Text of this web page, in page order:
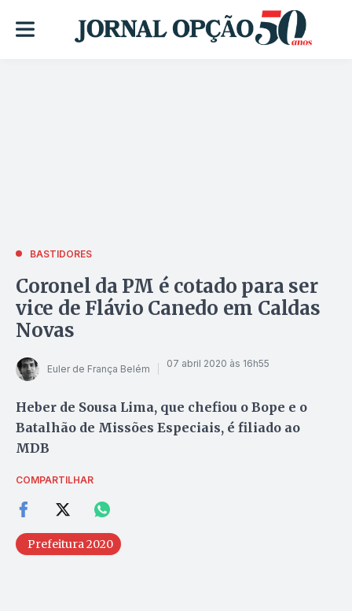
BASTIDORES
Coronel da PM é cotado para ser
vice de Flávio Canedo em Caldas
Novas
Euler de França Belém 07 abril 2020 às 16h55
Heber de Sousa Lima, que chefiou o Bope e o
Batalhão de Missões Especiais, é filiado ao
MDB
COMPARTILHAR
Prefeitura 2020